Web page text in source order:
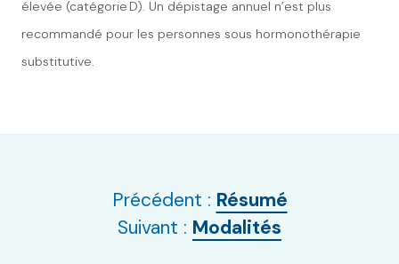
élevée (catégorie D). Un dépistage annuel n’est plus
recommandé pour les personnes sous hormonothérapie
substitutive.
Précédent : Résumé
Suivant : Modalités